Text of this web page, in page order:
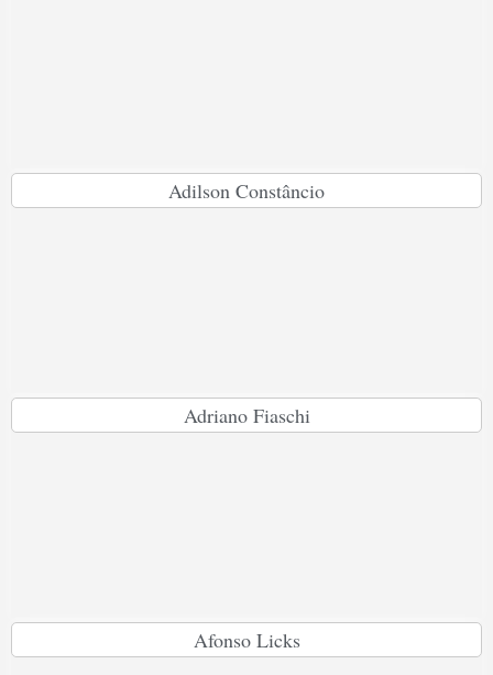
Adilson Constâncio
Adriano Fiaschi
Afonso Licks